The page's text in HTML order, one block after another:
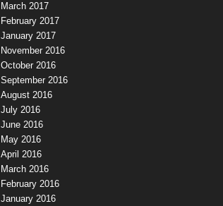
March 2017
February 2017
January 2017
November 2016
October 2016
September 2016
August 2016
July 2016
June 2016
May 2016
April 2016
March 2016
February 2016
January 2016